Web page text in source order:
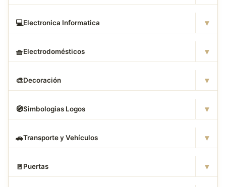
💻Electronica Informatica ▾
🧺Electrodomésticos ▾
🎨Decoración ▾
🧭Simbologias Logos ▾
🚗Transporte y Vehículos ▾
🚪 Puertas ▾